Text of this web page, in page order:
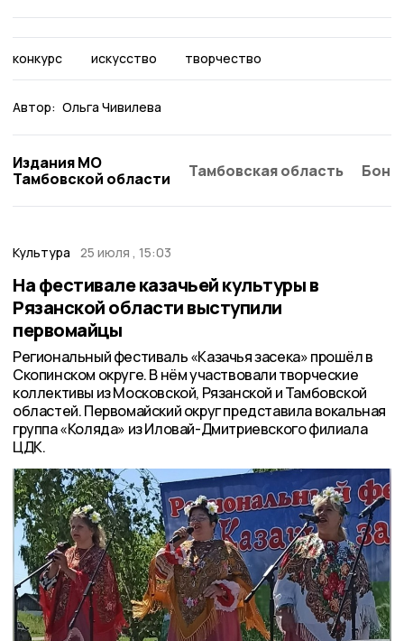
конкурс искусство творчество
Автор: Ольга Чивилева
Издания МО
Тамбовской области
Тамбовская область
Культура 25 июля , 15:03
На фестивале казачьей культуры в
Рязанской области выступили
первомайцы
Региональный фестиваль «Казачья засека» прошёл в
Скопинском округе. В нём участвовали творческие
коллективы из Московской, Рязанской и Тамбовской
областей. Первомайский округ представила вокальная
группа «Коляда» из Иловай-Дмитриевского филиала
ЦДК.